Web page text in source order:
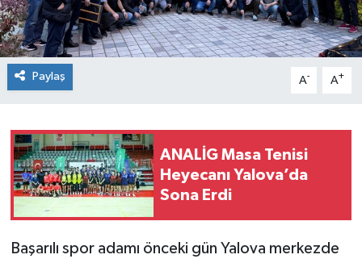
Paylaş A- A+
ANALİG Masa Tenisi
Heyecanı Yalova’da
Sona Erdi
Başarılı spor adamı önceki gün Yalova merkezde